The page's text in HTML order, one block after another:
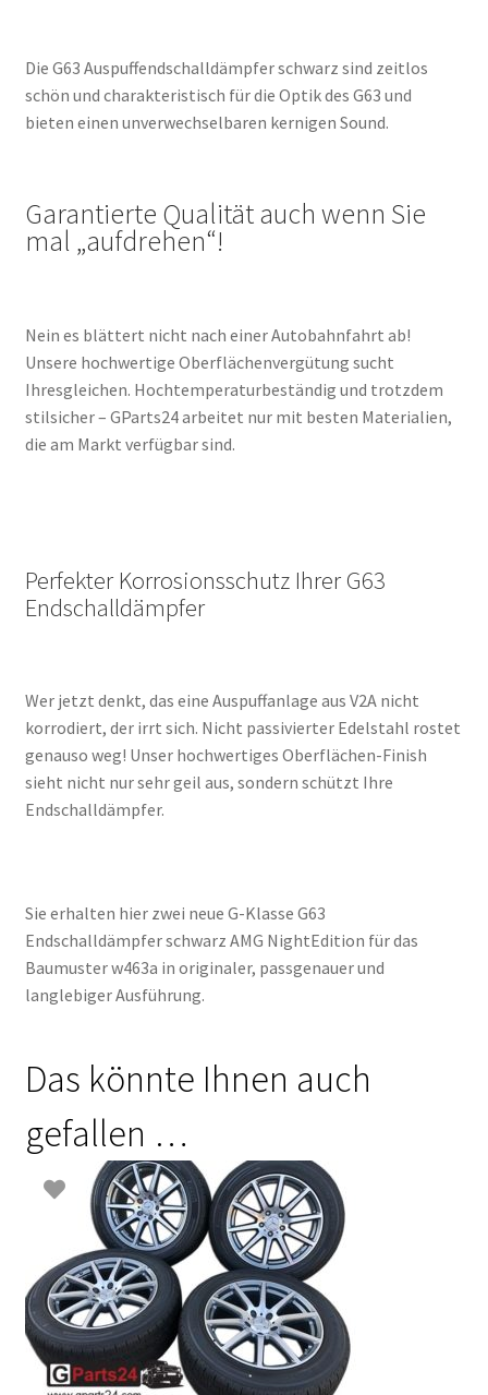
Die G63 Auspuffendschalldämpfer schwarz sind zeitlos
schön und charakteristisch für die Optik des G63 und
bieten einen unverwechselbaren kernigen Sound.
Garantierte Qualität auch wenn Sie
mal „aufdrehen“!
Nein es blättert nicht nach einer Autobahnfahrt ab!
Unsere hochwertige Oberflächenvergütung sucht
Ihresgleichen. Hochtemperaturbeständig und trotzdem
stilsicher – GParts24 arbeitet nur mit besten Materialien,
die am Markt verfügbar sind.
Perfekter Korrosionsschutz Ihrer G63
Endschalldämpfer
Wer jetzt denkt, das eine Auspuffanlage aus V2A nicht
korrodiert, der irrt sich. Nicht passivierter Edelstahl rostet
genauso weg! Unser hochwertiges Oberflächen-Finish
sieht nicht nur sehr geil aus, sondern schützt Ihre
Endschalldämpfer.
Sie erhalten hier zwei neue G-Klasse G63
Endschalldämpfer schwarz AMG NightEdition für das
Baumuster w463a in originaler, passgenauer und
langlebiger Ausführung.
Das könnte Ihnen auch
gefallen …